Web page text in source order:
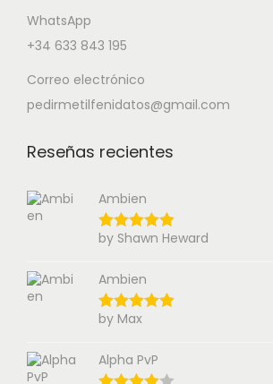
WhatsApp
+34 633 843 195
Correo electrónico
pedirmetilfenidatos@gmail.com
Reseñas recientes
Ambien
by Shawn Heward
Ambien
by Max
Alpha PvP